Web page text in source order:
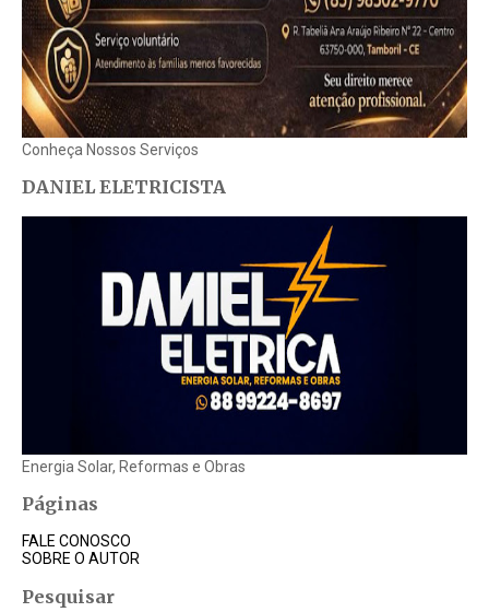
Conheça Nossos Serviços
DANIEL ELETRICISTA
Energia Solar, Reformas e Obras
Páginas
FALE CONOSCO
SOBRE O AUTOR
Pesquisar